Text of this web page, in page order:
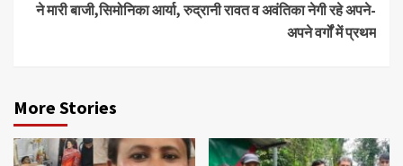
ने मारी बाजी,सिमोनिका आर्या, रुद्रानी रावत व अवंतिका नेगी रहे अपने-
अपने वर्गों में प्रथम
More Stories